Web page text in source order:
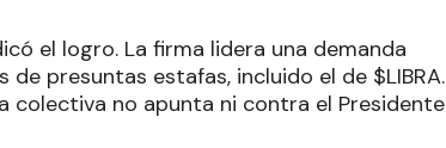
el logro. La firma lidera una demanda
presuntas estafas, incluido el de $LIBRA.
colectiva no apunta ni contra el Presidente